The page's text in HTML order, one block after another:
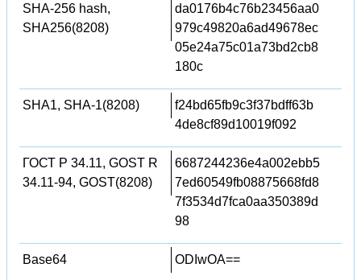
SHA-256 hash,
SHA256(8208)
da0176b4c76b23456aa0
979c49820a6ad49678ec
05e24a75c01a73bd2cb8
180c
SHA1, SHA-1(8208)
f24bd65fb9c3f37bdff63b
4de8cf89d10019f092
ГОСТ Р 34.11, GOST R
34.11-94, GOST(8208)
6687244236e4a002ebb5
7ed60549fb08875668fd8
7f3534d7fca0aa350389d
98
Base64 ODIwOA==